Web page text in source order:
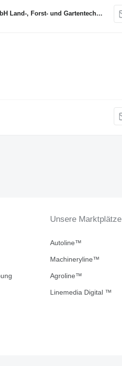
Land-, Forst- und Gartentechnik
Unsere Marktplätze
Autoline™
Machineryline™
Agroline™
Linemedia Digital ™